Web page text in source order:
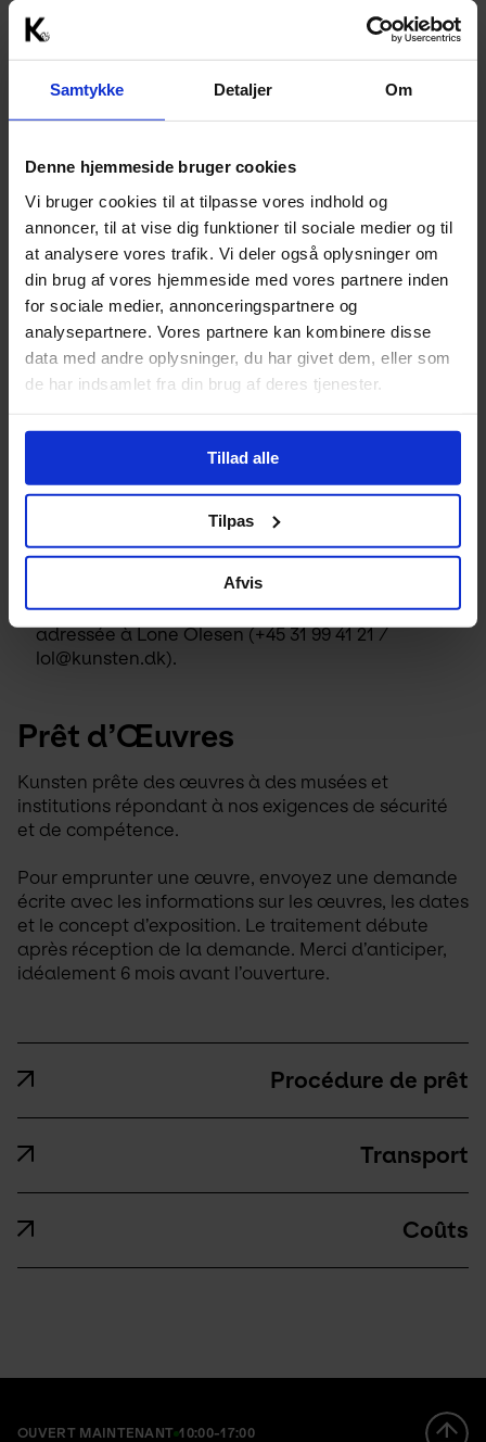
Samtykke Detaljer Om
Denne hjemmeside bruger cookies
Vi bruger cookies til at tilpasse vores indhold og
annoncer, til at vise dig funktioner til sociale medier og til
at analysere vores trafik. Vi deler også oplysninger om
din brug af vores hjemmeside med vores partnere inden
for sociale medier, annonceringspartnere og
analysepartnere. Vores partnere kan kombinere disse
data med andre oplysninger, du har givet dem, eller som
de har indsamlet fra din brug af deres tjenester.
Tillad alle
Tilpas
Afvis
d’exposition, la photographie de presse en lien avec
Toute reproduction dans des publications ou pour
un usage public (affiches, cartes postales, etc.)
Kunsten.
L’utilisation de matériaux existants entraîne des
frais de 600 DKK + TVA par photo.
Les nouvelles prises de vue font l’objet d’un tarif
spécifique.
Des frais administratifs de 75 DKK sont ajoutés.
Les mentions suivantes doivent figurer avec
chaque reproduction : nom de l’artiste, titre de
l’œuvre, date, "Kunsten Museum of Modern Art
Aalborg" et nom du photographe le cas
l’image doit être envoyé à Kunsten (Kong
Christian Allé 50, 9000 Aalborg, attn: Lone
d’auteur auprès des ayants droit. Contactez
VISDA (www.visda.dk) pour toute question.
Toute demande relative à des images doit être
adressée à Lone Olesen (+45 31 99 41 21 /
lol@kunsten.dk).
Prêt d’Œuvres
Kunsten prête des œuvres à des musées et
institutions répondant à nos exigences de sécurité
et de compétence.
Pour emprunter une œuvre, envoyez une demande
écrite avec les informations sur les œuvres, les dates
et le concept d’exposition. Le traitement débute
après réception de la demande. Merci d’anticiper,
idéalement 6 mois avant l’ouverture.
Procédure de prêt
Transport
Coûts
OUVERT MAINTENANT 10:00-17:00